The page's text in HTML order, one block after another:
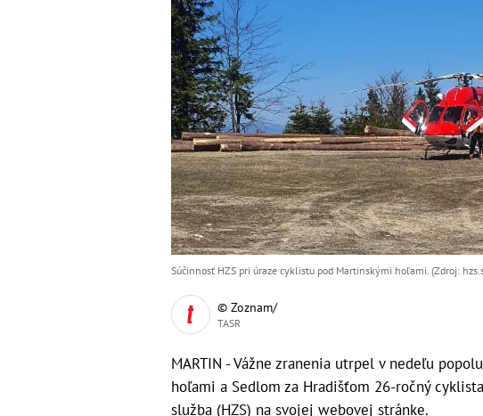
Súčinnosť HZS pri úraze cyklistu pod Martinskými hoľami. (Zdroj:
© Zoznam/
TASR
MARTIN - Vážne zranenia utrpel v nedeľu
hoľami a Sedlom za Hradišťom 26-ročný
služba (HZS) na svojej webovej stránke.